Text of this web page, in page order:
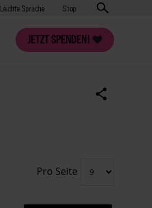
Leichte Sprache Shop
JETZT SPENDEN!
Pro Seite